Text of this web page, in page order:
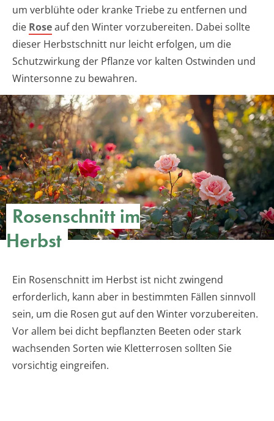
um verblühte oder kranke Triebe zu entfernen und
die Roseauf den Winter vorzubereiten. Dabei sollte
dieser Herbstschnitt nur leicht erfolgen, um die
Schutzwirkung der Pflanze vor kalten Ostwinden und
Wintersonne zu bewahren.
Rosenschnitt im
Herbst
Ein Rosenschnitt im Herbst ist nicht zwingend
erforderlich, kann aber in bestimmten Fällen sinnvoll
sein, um die Rosen gut auf den Winter vorzubereiten.
Vor allem bei dicht bepflanzten Beeten oder stark
wachsenden Sorten wie Kletterrosen sollten Sie
vorsichtig eingreifen.